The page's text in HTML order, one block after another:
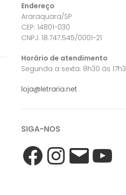
Endereço
Araraquara/SP
CEP: 14801-030
CNPJ: 18.747.545/0001-21
Horário de atendimento
Segunda a sexta: 8h30 às
loja@letraria.net
SIGA-NOS